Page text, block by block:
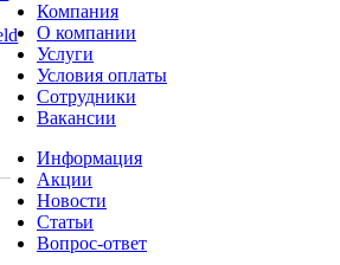
Компания
О компании
Услуги
Условия оплаты
Сотрудники
Вакансии
Информация
Акции
Новости
Статьи
Вопрос-ответ